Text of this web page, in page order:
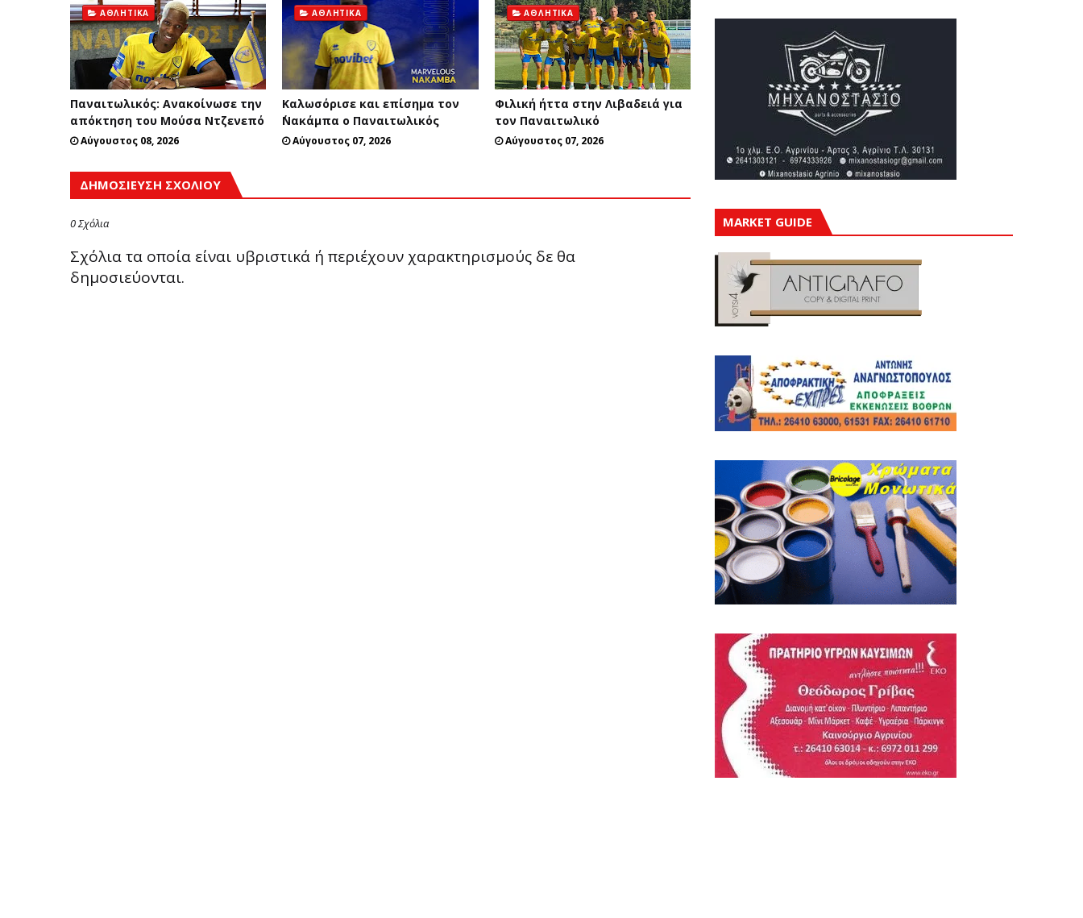
ΑΘΛΗΤΙΚΆ
Παναιτωλικός: Ανακοίνωσε την
απόκτηση του Μούσα Ντζενεπό
Αύγουστος 08, 2026
ΑΘΛΗΤΙΚΆ
Καλωσόρισε και επίσημα τον
΄Νακάμπα ο Παναιτωλικός
Αύγουστος 07, 2026
ΑΘΛΗΤΙΚΆ
Φιλική ήττα στην Λιβαδειά για
τον Παναιτωλικό
Αύγουστος 07, 2026
ΔΗΜΟΣΊΕΥΣΗ ΣΧΟΛΊΟΥ
0 Σχόλια
Σχόλια τα οποία είναι υβριστικά ή περιέχουν χαρακτηρισμούς δε θα
δημοσιεύονται.
MARKET GUIDE